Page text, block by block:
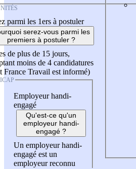
parmi les 1ers à postuler
serez-vous parmi les
premiers à postuler ?
de plus de 15 jours,
moins de 4 candidatures
France Travail est informé)
Employeur handi-
engagé
Qu'est-ce qu'un
employeur handi-
engagé ?
Un employeur handi-
engagé est un
employeur reconnu